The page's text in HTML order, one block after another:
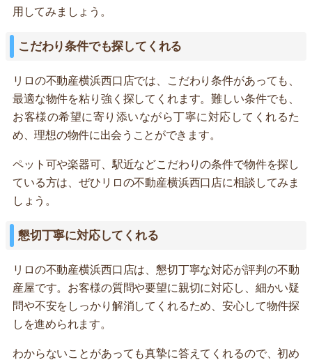
用してみましょう。
こだわり条件でも探してくれる
リロの不動産横浜西口店では、こだわり条件があっても、
最適な物件を粘り強く探してくれます。難しい条件でも、
お客様の希望に寄り添いながら丁寧に対応してくれるた
め、理想の物件に出会うことができます。
ペット可や楽器可、駅近などこだわりの条件で物件を探し
ている方は、ぜひリロの不動産横浜西口店に相談してみま
しょう。
懇切丁寧に対応してくれる
リロの不動産横浜西口店は、懇切丁寧な対応が評判の不動
産屋です。お客様の質問や要望に親切に対応し、細かい疑
問や不安をしっかり解消してくれるため、安心して物件探
しを進められます。
わからないことがあっても真摯に答えてくれるので、初め